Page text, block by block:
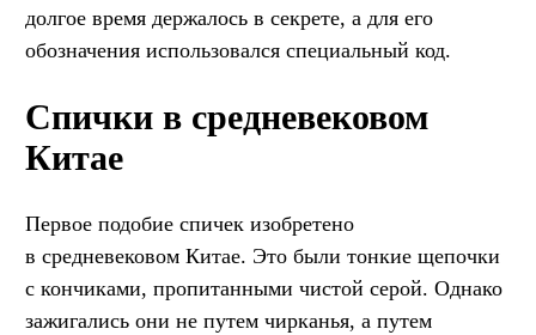
долгое время держалось в секрете, а для его
обозначения использовался специальный код.
Спички в средневековом
Китае
Первое подобие спичек изобретено
в средневековом Китае. Это были тонкие щепочки
с кончиками, пропитанными чистой серой. Однако
зажигались они не путем чирканья, а путем